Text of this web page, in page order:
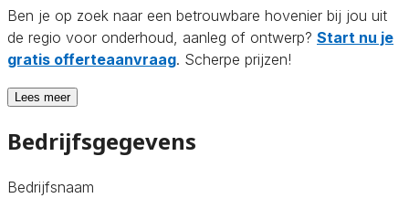
Ben je op zoek naar een betrouwbare hovenier bij jou uit
de regio voor onderhoud, aanleg of ontwerp? Start nu je
gratis offerteaanvraag. Scherpe prijzen!
Lees meer
Bedrijfsgegevens
Bedrijfsnaam